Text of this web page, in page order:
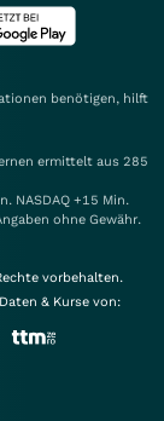
benötigen, hilft
ermittelt aus 285
NASDAQ +15 Min.
ohne Gewähr.
vorbehalten.
Daten & Kurse von: